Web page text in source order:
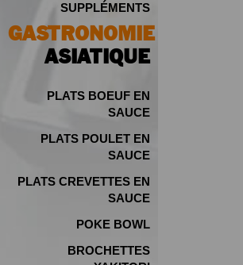
SUPPLÉMENTS
GASTRONOMIE
ASIATIQUE
PLATS BOEUF EN
SAUCE
PLATS POULET EN
SAUCE
PLATS CREVETTES EN
SAUCE
POKE BOWL
BROCHETTES